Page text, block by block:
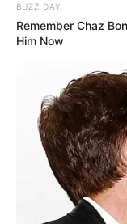
BUZZ DAY
Remember Chaz
Him Now